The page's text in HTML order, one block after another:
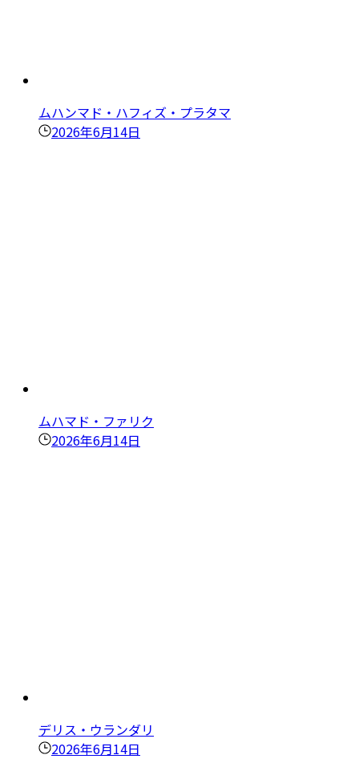
ムハンマド・ハフィズ・プラタマ
2026年6月14日
ムハマド・ファリク
2026年6月14日
デリス・ウランダリ
2026年6月14日